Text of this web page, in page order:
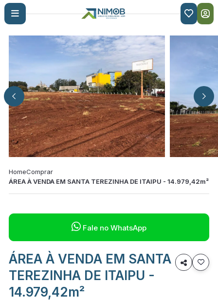

HomeComprar
ÁREA À VENDA EM SANTA TEREZINHA DE ITAIPU - 14.979,42m²
 Fale no WhatsApp
ÁREA À VENDA EM SANTA
TEREZINHA DE ITAIPU -
14.979,42m²
